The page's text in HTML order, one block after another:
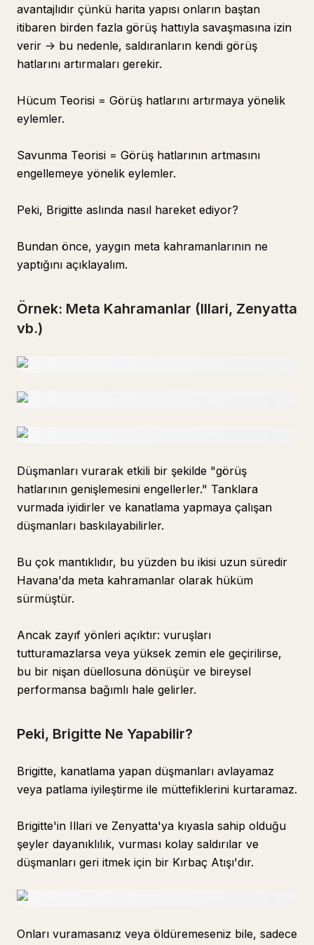
avantajlıdır çünkü harita yapısı onların baştan
itibaren birden fazla görüş hattıyla savaşmasına izin
verir -> bu nedenle, saldıranların kendi görüş
hatlarını artırmaları gerekir.
Hücum Teorisi = Görüş hatlarını artırmaya yönelik
eylemler.
Savunma Teorisi = Görüş hatlarının artmasını
engellemeye yönelik eylemler.
Peki, Brigitte aslında nasıl hareket ediyor?
Bundan önce, yaygın meta kahramanlarının ne
yaptığını açıklayalım.
Örnek: Meta Kahramanlar (Illari, Zenyatta
vb.)
Düşmanları vurarak etkili bir şekilde "görüş
hatlarının genişlemesini engellerler." Tanklara
vurmada iyidirler ve kanatlama yapmaya çalışan
düşmanları baskılayabilirler.
Bu çok mantıklıdır, bu yüzden bu ikisi uzun süredir
Havana'da meta kahramanlar olarak hüküm
sürmüştür.
Ancak zayıf yönleri açıktır: vuruşları
tutturamazlarsa veya yüksek zemin ele geçirilirse,
bu bir nişan düellosuna dönüşür ve bireysel
performansa bağımlı hale gelirler.
Peki, Brigitte Ne Yapabilir?
Brigitte, kanatlama yapan düşmanları avlayamaz
veya patlama iyileştirme ile müttefiklerini kurtaramaz.
Brigitte'in Illari ve Zenyatta'ya kıyasla sahip olduğu
şeyler dayanıklılık, vurması kolay saldırılar ve
düşmanları geri itmek için bir Kırbaç Atışı'dır.
Onları vuramasanız veya öldüremeseniz bile, sadece